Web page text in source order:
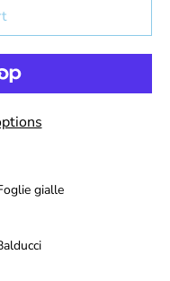
gialle